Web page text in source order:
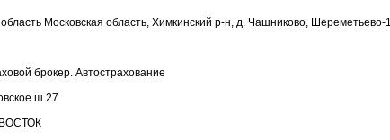
Московская область, Химкинский р-н, д. Чашниково, Шереметьево-1
брокер. Автострахование
ш 27